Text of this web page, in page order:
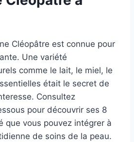
Cléopâtre est connue pour
Une variété
comme le lait, le miel, le
était le secret de
Consultez
pour découvrir ses 8
que vous pouvez intégrer à
de soins de la peau.